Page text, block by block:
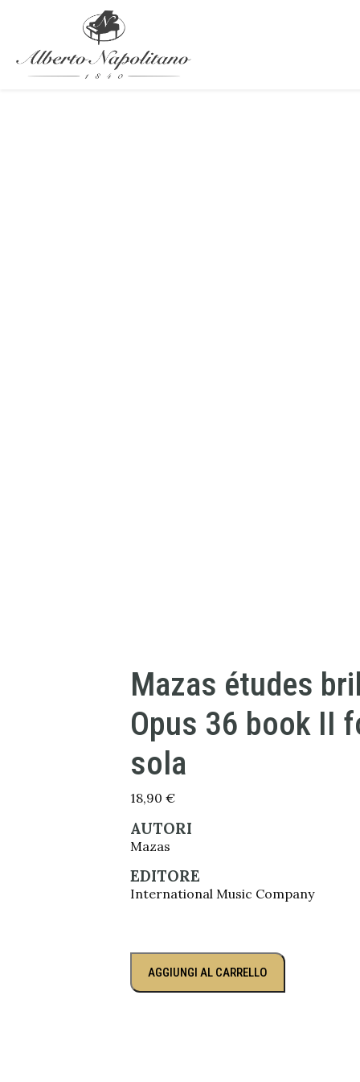
Mazas études
Opus 36 book II
sola
18,90 €
AUTORI
Mazas
EDITORE
International Music Company
AGGIUNGI AL CARRELLO